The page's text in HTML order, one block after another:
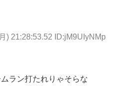
) 21:28:53.52 ID:jM9UIyNMp
ラン打たれりゃそらな